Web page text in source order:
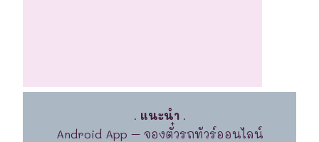
. แนะนำ.
Android App – จองตั๋วรถทัวร์ออนไลน์